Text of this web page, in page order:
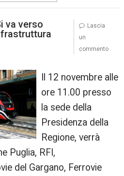
va verso
Il 12 novembre alle
ore 11.00 presso
la sede della
Presidenza della
Regione, verrà
Puglia, RFI,
del Gargano, Ferrovie
Lascia
un
commento